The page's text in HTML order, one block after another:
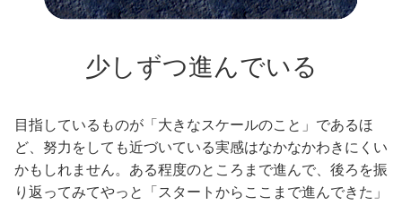
少しずつ進んでいる
目指しているものが「大きなスケールのこと」であるほ
ど、努力をしても近づいている実感はなかなかわきにくい
かもしれません。ある程度のところまで進んで、後ろを振
り返ってみてやっと「スタートからここまで進んできた」